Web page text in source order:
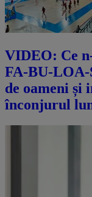
VIDEO: Ce
FA-BU-LOA-
de oameni și
înconjurul